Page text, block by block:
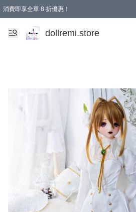
消費即享全單 8 折優惠！
購物滿 HKD 1500.00即享免運費優惠！（適用於
dollremi.store